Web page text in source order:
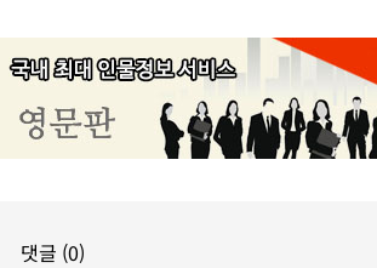
댓글 (0)